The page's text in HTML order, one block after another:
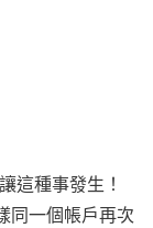
這種事發生！
同一個帳戶再次